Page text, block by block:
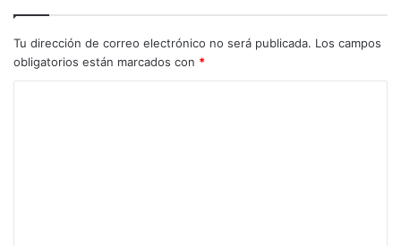
Tu dirección de correo electrónico no será publicada. Los campos
obligatorios están marcados con *